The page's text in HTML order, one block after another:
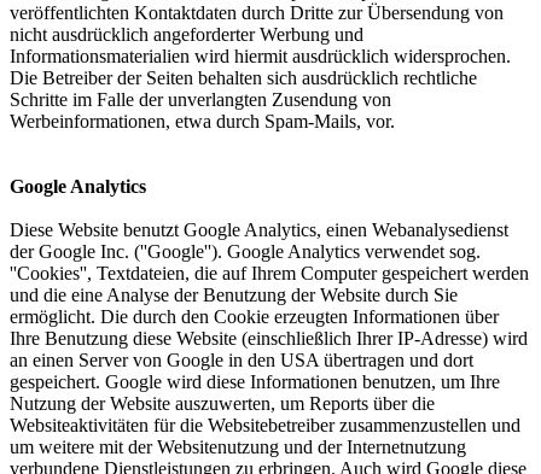
veröffentlichten Kontaktdaten durch Dritte zur Übersendung von
nicht ausdrücklich angeforderter Werbung und
Informationsmaterialien wird hiermit ausdrücklich widersprochen.
Die Betreiber der Seiten behalten sich ausdrücklich rechtliche
Schritte im Falle der unverlangten Zusendung von
Werbeinformationen, etwa durch Spam-Mails, vor.
Google Analytics
Diese Website benutzt Google Analytics, einen Webanalysedienst
der Google Inc. (''Google''). Google Analytics verwendet sog.
''Cookies'', Textdateien, die auf Ihrem Computer gespeichert werden
und die eine Analyse der Benutzung der Website durch Sie
ermöglicht. Die durch den Cookie erzeugten Informationen über
Ihre Benutzung diese Website (einschließlich Ihrer IP-Adresse) wird
an einen Server von Google in den USA übertragen und dort
gespeichert. Google wird diese Informationen benutzen, um Ihre
Nutzung der Website auszuwerten, um Reports über die
Websiteaktivitäten für die Websitebetreiber zusammenzustellen und
um weitere mit der Websitenutzung und der Internetnutzung
verbundene Dienstleistungen zu erbringen. Auch wird Google diese